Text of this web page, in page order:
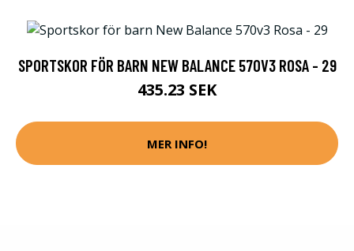
SPORTSKOR FÖR BARN NEW BALANCE 570V3 ROSA - 29
435.23 SEK
MER INFO!